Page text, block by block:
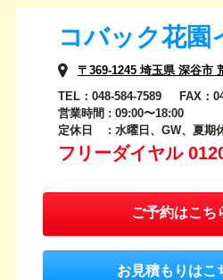
コバック花園
〒369-1245 埼玉県 深谷市
TEL：048-584-7589 FAX：
営業時間 : 09:00〜18:00
定休日 : 水曜日、GW、夏期
フリーダイヤル
ご予約はこち
お見積もりはこ